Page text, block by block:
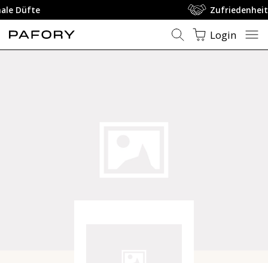
Zufriedenheitsgarantie
Login